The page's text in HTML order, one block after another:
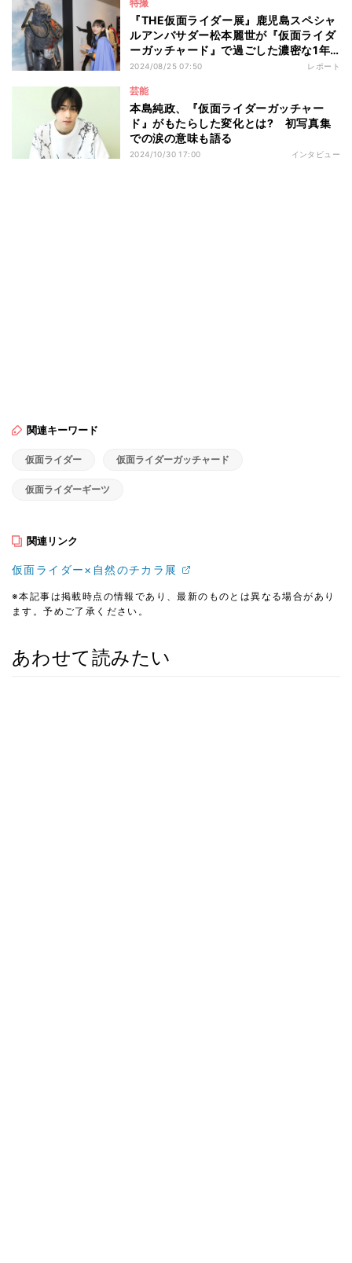
特撮
『THE仮面ライダー展』鹿児島スペシャ
ルアンバサダー松本麗世が『仮面ライダ
ーガッチャード』で過ごした濃密な1年
間をふりかえる
2024/08/25 07:50 レポート
芸能
本島純政、『仮面ライダーガッチャー
ド』がもたらした変化とは? 初写真集
での涙の意味も語る
2024/10/30 17:00 インタビュー
関連キーワード
仮面ライダー 仮面ライダーガッチャード
仮面ライダーギーツ
関連リンク
仮面ライダー×自然のチカラ展
※本記事は掲載時点の情報であり、最新のものとは異なる場合があり
ます。予めご了承ください。
あわせて読みたい